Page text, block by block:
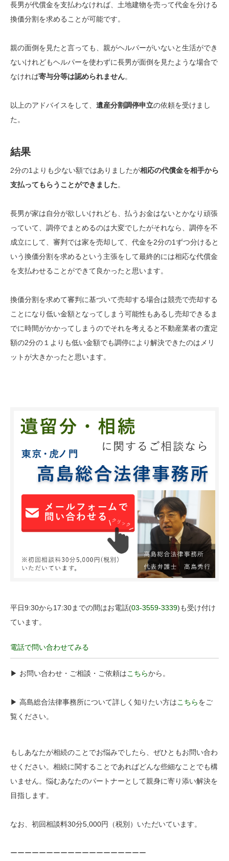
長男が代償金を支払わなければ、土地建物を売って代金を分ける
換価分割を求めることが可能です。
親の面倒を見たと言っても、親がヘルパーがいないと生活ができ
ないけれどもヘルパーを使わずに長男が面倒を見たような場合で
なければ寄与分等は認められません。
以上のアドバイスをして、 遺産分割調停申立の依頼を受けまし
た。
結果
2分の1よりも少ない額ではありましたが相応の代償金を相手から
支払ってもらうことができました。
長男が家は自分が欲しいけれども、払うお金はないとかなり頑張
っていて、調停でまとめるのは大変でしたがそれなら、調停を不
成立にして、審判では家を売却して、代金を2分の1ずつ分けると
いう換価分割を求めるという主張をして最終的には相応な代償金
を支払わせることができて良かったと思います。
換価分割を求めて審判に基づいて売却する場合は競売で売却する
ことになり低い金額となってしまう可能性もあるし売却できるま
でに時間がかかってしまうのでそれを考えると不動産業者の査定
額の2分の１よりも低い金額でも調停により解決できたのはメリ
ットが大きかったと思います。
平日9:30から17:30までの間はお電話(03-3559-3339)も受け付け
ています。
電話で問い合わせてみる
▶︎ お問い合わせ・ご相談・ご依頼はこちらから。
▶︎ 高島総合法律事務所について詳しく知りたい方はこちらをご
覧ください。
もしあなたが相続のことでお悩みでしたら、ぜひともお問い合わ
せください。相続に関することであればどんな些細なことでも構
いません。悩むあなたのパートナーとして親身に寄り添い解決を
目指します。
なお、初回相談料30分5,000円（税別）いただいています。
ーーーーーーーーーーーーーーーーーーー